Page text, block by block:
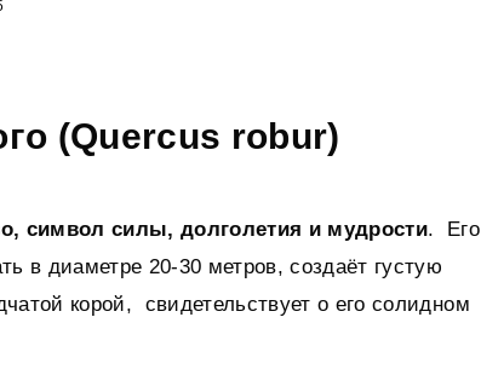
(Quercus robur)
символ силы, долголетия и мудрости. Его
в диаметре 20-30 метров, создаёт густую
корой, свидетельствует о его солидном